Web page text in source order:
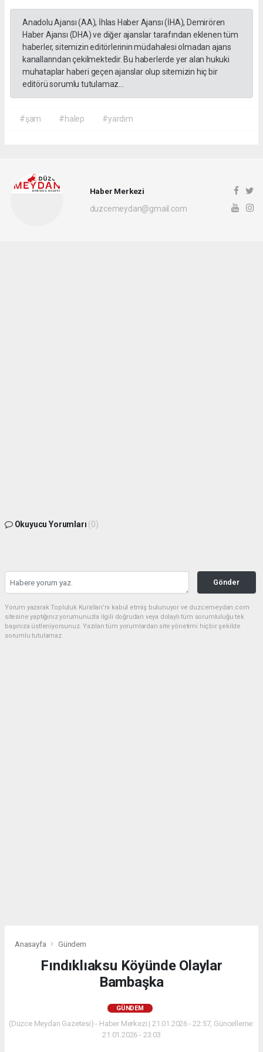
Anadolu Ajansı (AA), İhlas Haber Ajansı (İHA), Demirören
Haber Ajansı (DHA) ve diğer ajanslar tarafından eklenen tüm
haberler, sitemizin editörlerinin müdahalesi olmadan ajans
kanallarından çekilmektedir. Bu haberlerde yer alan hukuki
muhataplar haberi geçen ajanslar olup sitemizin hiç bir
editörü sorumlu tutulamaz...
#şam #halep #yardım
Haber Merkezi
duzcemeydan@gmail.com
Okuyucu Yorumları (0)
Gönder
Yorum yazarak Topluluk Kuralları’nı kabul etmiş bulunuyor ve duzcemeydan.com
sitesine yaptığınız yorumunuzla ilgili doğrudan veya dolaylı tüm sorumluluğu tek
başınıza üstleniyorsunuz. Yazılan tüm yorumlardan site yönetimi hiçbir şekilde
sorumlu tutulamaz.
Anasayfa Gündem
Fındıklıaksu Köyünde Olaylar
Bambaşka
GÜNDEM
(Düzce Meydan Gazetesi) - Haber Merkezi | 21.01.2026 - 22:57, Güncelleme:
21.01.2026 - 23:03